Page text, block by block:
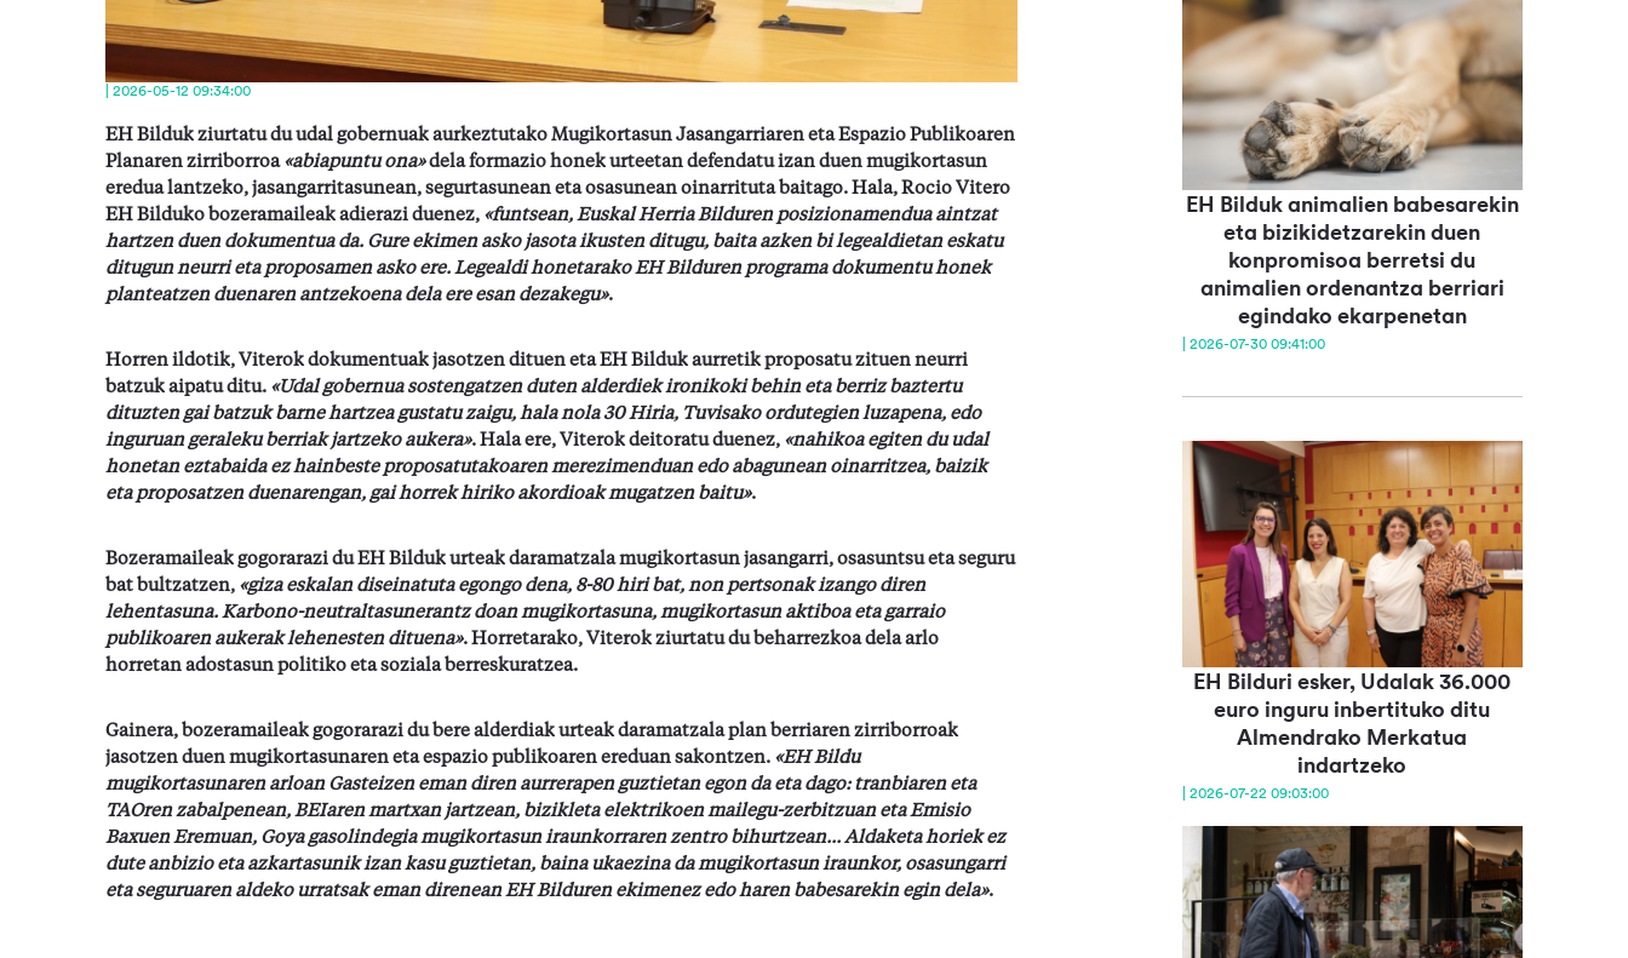
| 2026-05-12 09:34:00
EH Bilduk ziurtatu du udal gobernuak aurkeztutako Mugikortasun Jasangarriaren eta Espazio Publikoaren
Planaren zirriborroa «abiapuntu ona»dela formazio honek urteetan defendatu izan duen mugikortasun
eredua lantzeko, jasangarritasunean, segurtasunean eta osasunean oinarrituta baitago. Hala, Rocio Vitero
EH Bilduko bozeramaileak adierazi duenez, «funtsean, Euskal Herria Bilduren posizionamendua aintzat
hartzen duen dokumentua da. Gure ekimen asko jasota ikusten ditugu, baita azken bi legealdietan eskatu
ditugun neurri eta proposamen asko ere. Legealdi honetarako EH Bilduren programa dokumentu honek
planteatzen duenaren antzekoena dela ere esan dezakegu».
Horren ildotik, Viterok dokumentuak jasotzen dituen eta EH Bilduk aurretik proposatu zituen neurri
batzuk aipatu ditu. «Udal gobernua sostengatzen duten alderdiek ironikoki behin eta berriz baztertu
dituzten gai batzuk barne hartzea gustatu zaigu, hala nola 30 Hiria, Tuvisako ordutegien luzapena, edo
inguruan geraleku berriak jartzeko aukera». Hala ere, Viterok deitoratu duenez, «nahikoa egiten du udal
honetan eztabaida ez hainbeste proposatutakoaren merezimenduan edo abagunean oinarritzea, baizik
eta proposatzen duenarengan, gai horrek hiriko akordioak mugatzen baitu».
Bozeramaileak gogorarazi du EH Bilduk urteak daramatzala mugikortasun jasangarri, osasuntsu eta seguru
bat bultzatzen, «giza eskalan diseinatuta egongo dena, 8-80 hiri bat, non pertsonak izango diren
lehentasuna. Karbono-neutraltasunerantz doan mugikortasuna, mugikortasun aktiboa eta garraio
publikoaren aukerak lehenesten dituena». Horretarako, Viterok ziurtatu du beharrezkoa dela arlo
horretan adostasun politiko eta soziala berreskuratzea.
Gainera, bozeramaileak gogorarazi du bere alderdiak urteak daramatzala plan berriaren zirriborroak
jasotzen duen mugikortasunaren eta espazio publikoaren ereduan sakontzen. «EH Bildu
mugikortasunaren arloan Gasteizen eman diren aurrerapen guztietan egon da eta dago: tranbiaren eta
TAOren zabalpenean, BEIaren martxan jartzean, bizikleta elektrikoen mailegu-zerbitzuan eta Emisio
Baxuen Eremuan, Goya gasolindegia mugikortasun iraunkorraren zentro bihurtzean... Aldaketa horiek ez
dute anbizio eta azkartasunik izan kasu guztietan, baina ukaezina da mugikortasun iraunkor, osasungarri
eta seguruaren aldeko urratsak eman direnean EH Bilduren ekimenez edo haren babesarekin egin dela».
EH Bilduk animalien babesarekin
eta bizikidetzarekin duen
konpromisoa berretsi du
animalien ordenantza berriari
egindako ekarpenetan
| 2026-07-30 09:41:00
EH Bilduri esker, Udalak 36.000
euro inguru inbertituko ditu
Almendrako Merkatua
indartzeko
| 2026-07-22 09:03:00